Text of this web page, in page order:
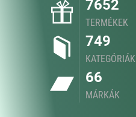
7652
TERMÉKEK
749
KATEGÓRIÁK
66
MÁRKÁK